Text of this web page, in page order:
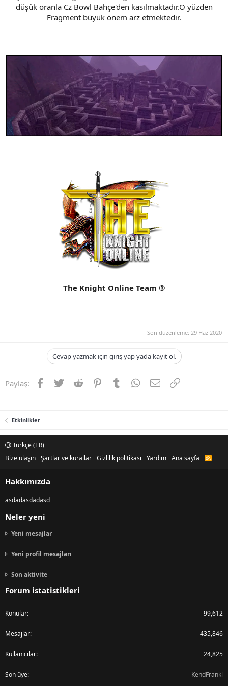
i
düşük oranla Cz Bowl Bahçe'den kasılmaktadır.O yüzden
Fragment büyük önem arz etmektedir.
The Knight Online Team ®
Son düzenleme: 29 Haz 2020
Cevap yazmak için giriş yap yada kayıt ol.
Paylaş: Facebook
TwitterReddit PinterestTumblrWhatsApp
E-postaLink
Etkinlikler
Türkçe (TR)
Bize ulaşın Şartlar ve kurallar Gizlilik politikası Yardım Ana sayfa
R
Hakkımızda
asdadasdadasd
Neler yeni
Yeni mesajlar
Yeni profil mesajları
Son aktivite
Forum istatistikleri
Konular 99,612
Mesajlar 435,846
Kullanıcılar 24,825
Son üye KendFrankl